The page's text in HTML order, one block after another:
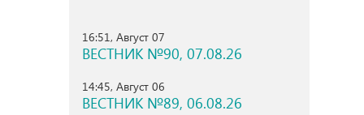
16:51, Август 07
ВЕСТНИК №90, 07.08.26
14:45, Август 06
ВЕСТНИК №89, 06.08.26